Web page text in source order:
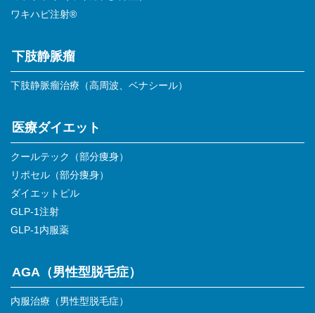
ワキハピ注射®
下肢静脈瘤
下肢静脈瘤治療（高周波、ベナシール）
医療ダイエット
クールテック（部分痩身）
リポセル（部分痩身）
ダイエットピル
GLP-1注射
GLP-1内服薬
AGA（男性型脱毛症）
内服治療（男性型脱毛症）